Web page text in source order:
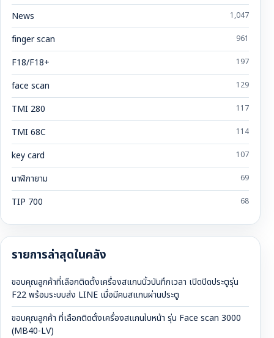
News 1,047
finger scan 961
F18/F18+ 197
face scan 129
TMI 280 117
TMI 68C 114
key card 107
นาฬิกายาม 69
TIP 700 68
รายการล่าสุดในคลัง
ขอบคุณลูกค้าที่เลือกติดตั้งเครื่องสแกนนิ้วบันทึกเวลา เปิดปิดประตูรุ่น
F22 พร้อมระบบส่ง LINE เมื่อมีคนสแกนผ่านประตู
ขอบคุณลูกค้า ที่เลือกติดตั้งเครื่องสแกนใบหน้า รุ่น Face scan 3000
(MB40-LV)